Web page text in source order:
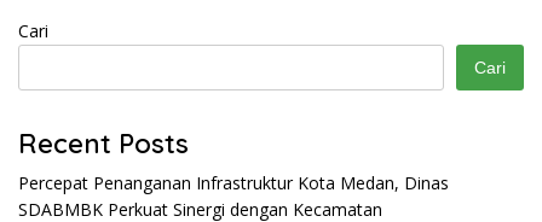
Cari
Cari
Recent Posts
Percepat Penanganan Infrastruktur Kota Medan, Dinas
SDABMBK Perkuat Sinergi dengan Kecamatan